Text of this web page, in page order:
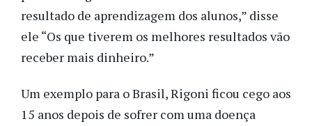
resultado de aprendizagem dos alunos,” disse
ele “Os que tiverem os melhores resultados vão
receber mais dinheiro.”
Um exemplo para o Brasil, Rigoni ficou cego aos
15 anos depois de sofrer com uma doença